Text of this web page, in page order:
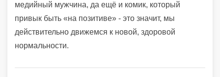
медийный мужчина, да ещё и комик, который
привык быть «на позитиве» - это значит, мы
действительно движемся к новой, здоровой
нормальности.